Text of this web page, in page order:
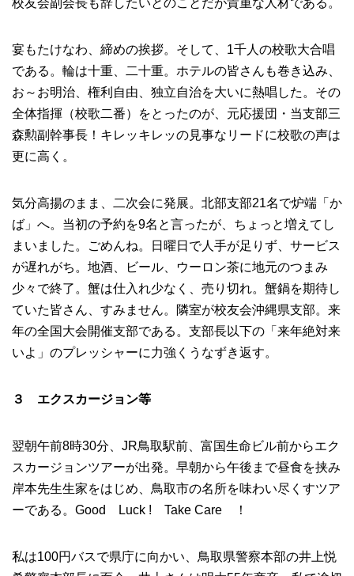
宴もたけなわ、締めの挨拶。そして、1千人の校歌大合唱
である。輪は十重、二十重。ホテルの皆さんも巻き込み、
お～お明治、権利自由、独立自治を大いに熱唱した。その
全体指揮（校歌二番）をとったのが、元応援団・当支部三
森勲副幹事長！キレッキレッの見事なリードに校歌の声は
更に高く。
気分高揚のまま、二次会に発展。北部支部21名で炉端「か
ば」へ。当初の予約を9名と言ったが、ちょっと増えてし
まいました。ごめんね。日曜日で人手が足りず、サービス
が遅れがち。地酒、ビール、ウーロン茶に地元のつまみ
少々で終了。蟹は仕入れ少なく、売り切れ。蟹鍋を期待し
ていた皆さん、すみません。隣室が校友会沖縄県支部。来
年の全国大会開催支部である。支部長以下の「来年絶対来
いよ」のプレッシャーに力強くうなずき返す。
３ エクスカージョン等
翌朝午前8時30分、JR鳥取駅前、富国生命ビル前からエク
スカージョンツアーが出発。早朝から午後まで昼食を挟み
岸本先生生家をはじめ、鳥取市の名所を味わい尽くすツア
ーである。Good Luck ! Take Care ！
私は100円バスで県庁に向かい、鳥取県警察本部の井上悦